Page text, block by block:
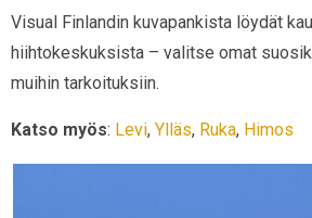
Visual Finlandin kuvapankista löydät
hiihtokeskuksista – valitse omat
muihin tarkoituksiin.
Katso myös: Levi, Ylläs, Ruka, Himos